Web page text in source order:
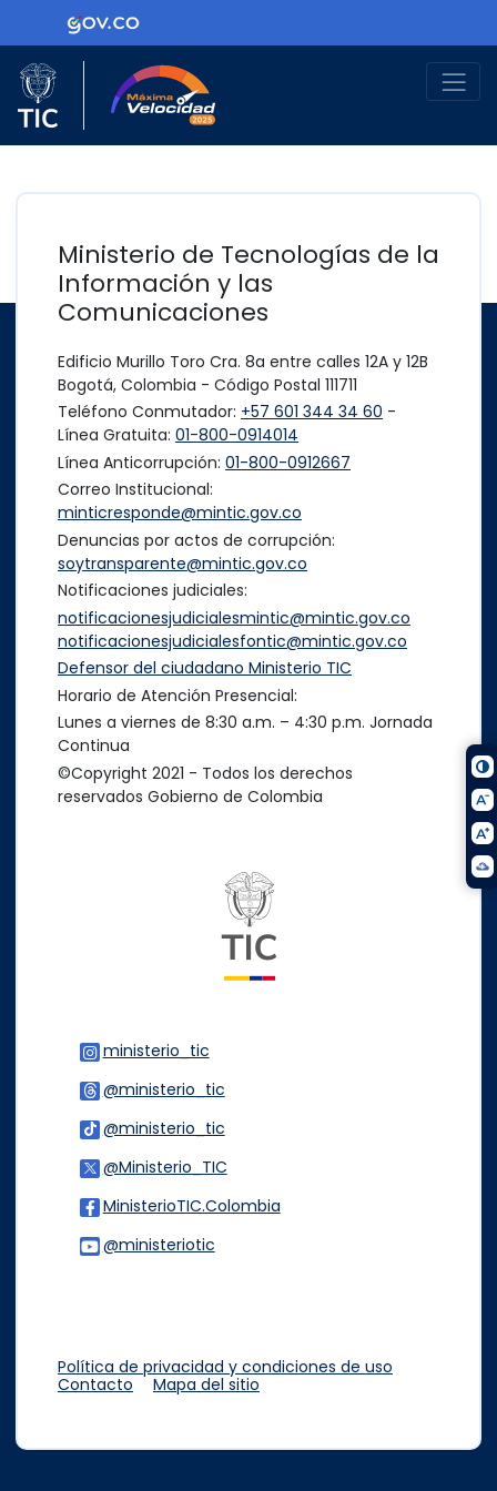
Ir al contenido principalLogo Gobierno de Colombia
Logo del Ministerio TIC
Ministerio de Tecnologías de la
Información y las
Comunicaciones
Edificio Murillo Toro Cra. 8a entre calles 12A y 12B
Bogotá, Colombia - Código Postal 111711
Teléfono Conmutador: +57 601 344 34 60 -
Línea Gratuita: 01-800-0914014
Línea Anticorrupción: 01-800-0912667
Correo Institucional:
minticresponde@mintic.gov.co
Denuncias por actos de corrupción:
soytransparente@mintic.gov.co
Notificaciones judiciales:
notificacionesjudicialesmintic@mintic.gov.co
notificacionesjudicialesfontic@mintic.gov.co
Defensor del ciudadano Ministerio TIC
Horario de Atención Presencial:
Lunes a viernes de 8:30 a.m. – 4:30 p.m. Jornada
Continua
©Copyright 2021 - Todos los derechos
reservados Gobierno de Colombia
ministerio_tic
@ministerio_tic
@ministerio_tic
@Ministerio_TIC
MinisterioTIC.Colombia
@ministeriotic
Política de privacidad y condiciones de uso
Contacto
Mapa del sitio